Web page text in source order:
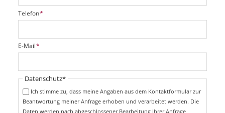
P
f
i
c
t
f
Telefon*
P
f
i
E-Mail*
Pflichtfeld
Datenschutz*
Ich stimme zu, dass meine Angaben aus dem Kontaktformular zur
Beantwortung meiner Anfrage erhoben und verarbeitet werden. Die
Daten werden nach abgeschlossener Bearbeitung Ihrer Anfrage